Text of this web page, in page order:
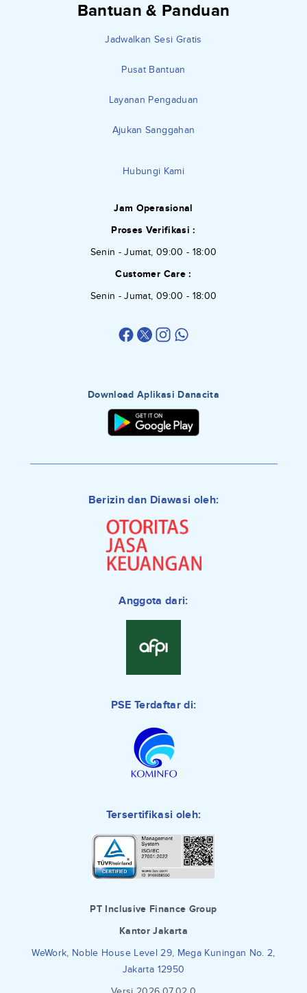
Bantuan & Panduan
Jadwalkan Sesi Gratis
Pusat Bantuan
Layanan Pengaduan
Ajukan Sanggahan
Hubungi Kami
Jam Operasional
Proses Verifikasi :
Senin - Jumat, 09:00 - 18:00
Customer Care :
Senin - Jumat, 09:00 - 18:00
Download Aplikasi Danacita
Berizin dan Diawasi oleh:
Anggota dari:
PSE Terdaftar di:
Tersertifikasi oleh:
PT Inclusive Finance Group
Kantor Jakarta
WeWork, Noble House Level 29, Mega Kuningan No. 2,
Jakarta 12950